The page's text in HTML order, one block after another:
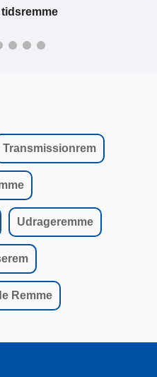
Transmissionrem
Udrageremme
Remme